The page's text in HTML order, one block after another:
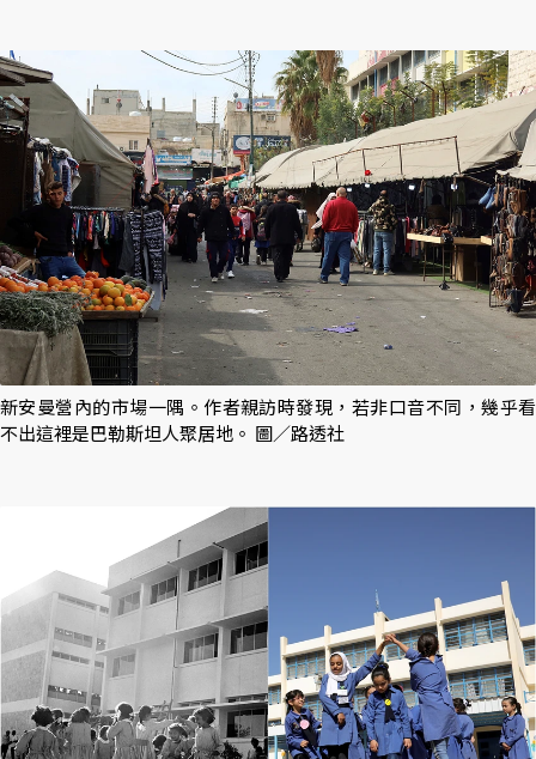
新安曼營內的市場一隅。作者親訪時發現，若非口音不同，幾乎看
不出這裡是巴勒斯坦人聚居地。 圖／路透社